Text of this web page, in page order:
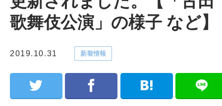
歌舞伎公演」の様子 など】
2019.10.31 新着情報